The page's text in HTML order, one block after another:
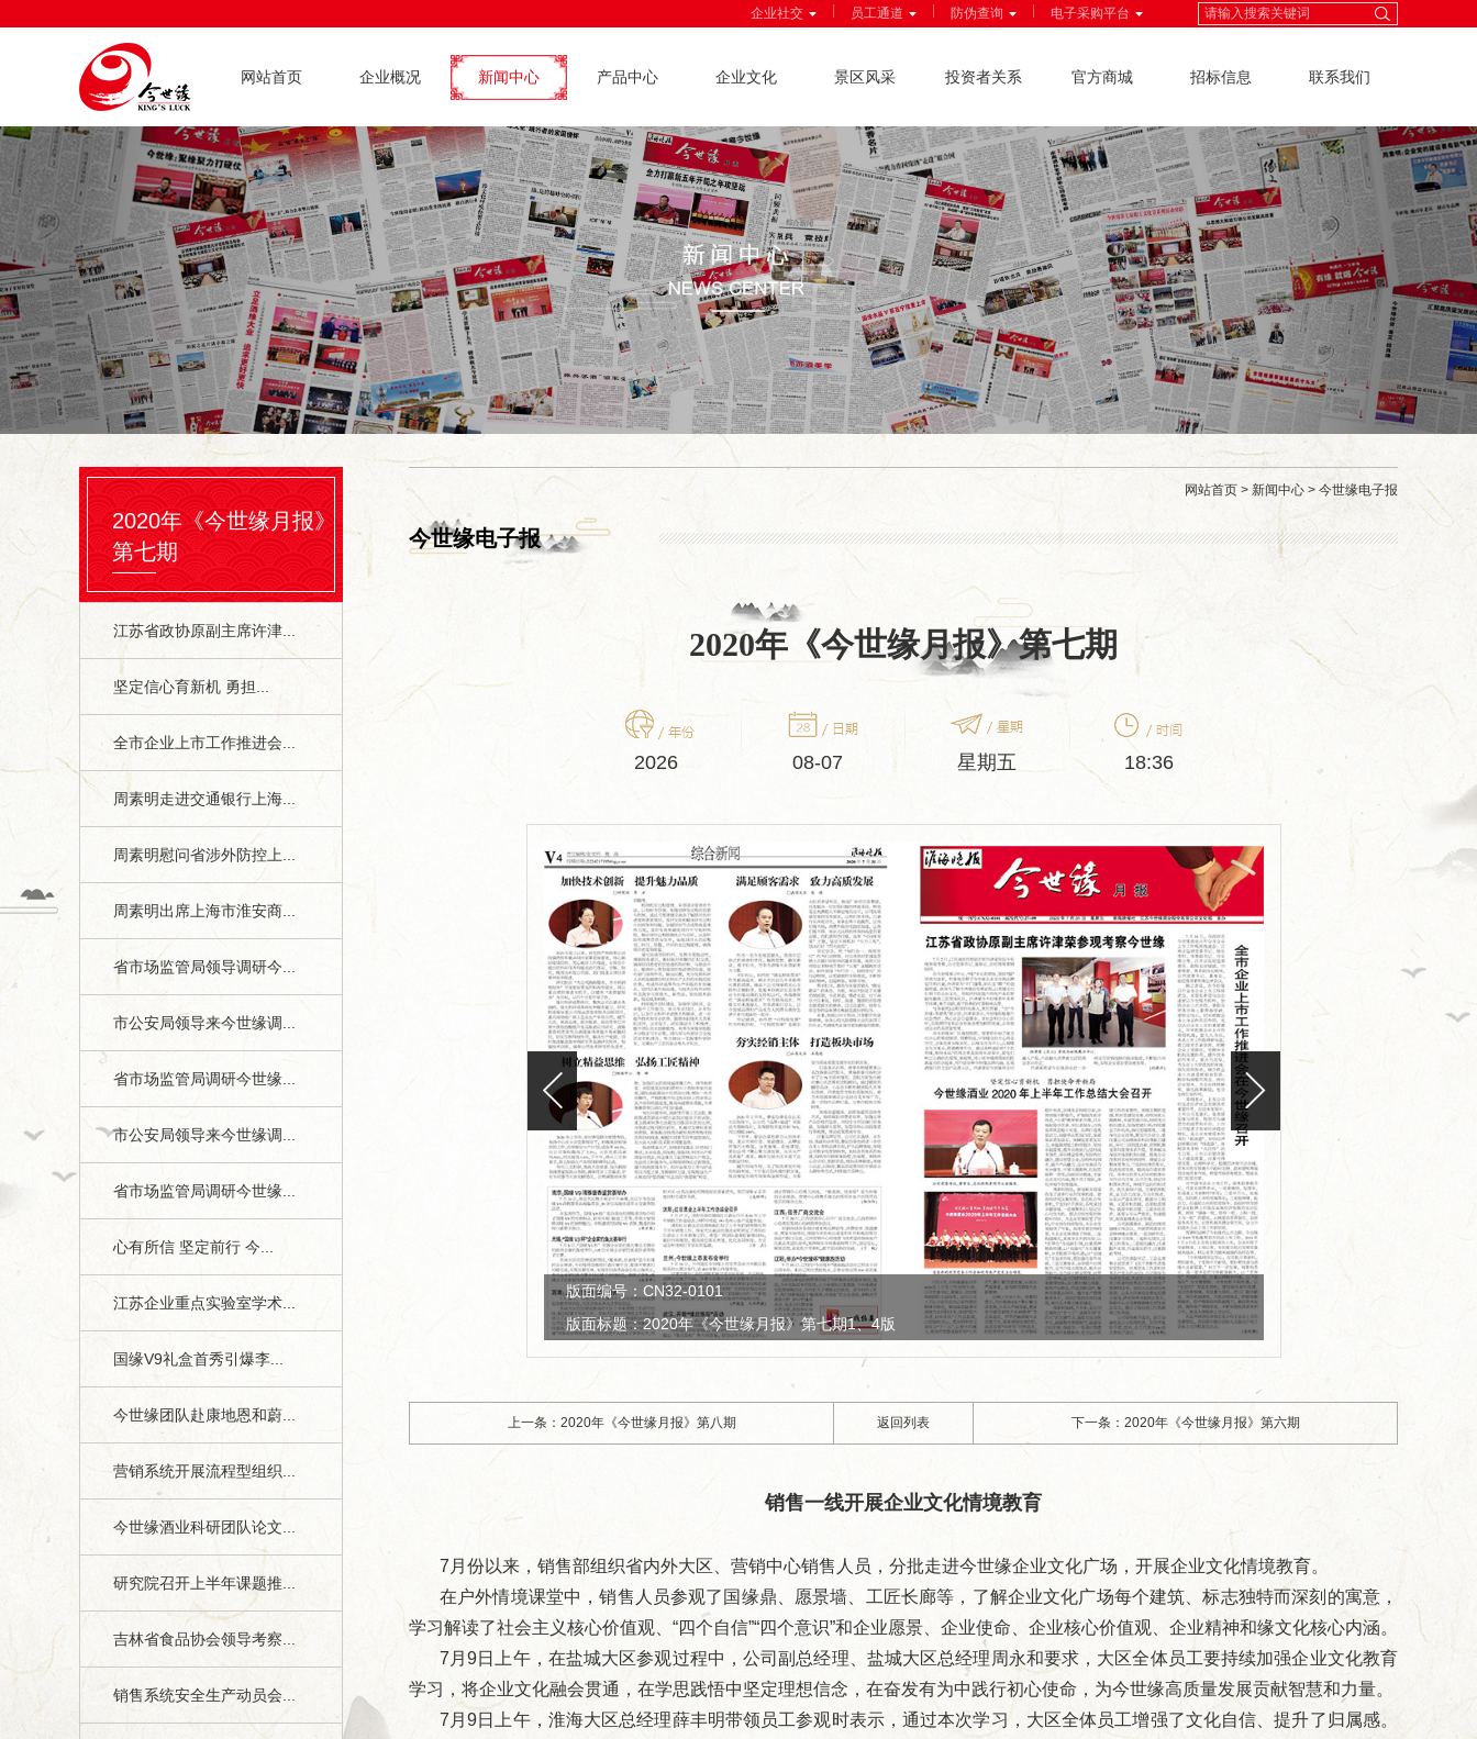
企业社交 员工通道 防伪查询 电子采购平台
网站首页 企业概况 新闻中心 产品中心 企业文化 景区风采 投资者关系 官方商城 招标信息 联系我们
2020年《今世缘月报》
第七期
江苏省政协原副主席许津...
坚定信心育新机 勇担...
全市企业上市工作推进会...
周素明走进交通银行上海...
周素明慰问省涉外防控上...
周素明出席上海市淮安商...
省市场监管局领导调研今...
市公安局领导来今世缘调...
省市场监管局调研今世缘...
市公安局领导来今世缘调...
省市场监管局调研今世缘...
心有所信 坚定前行 今...
江苏企业重点实验室学术...
国缘V9礼盒首秀引爆李...
今世缘团队赴康地恩和蔚...
营销系统开展流程型组织...
今世缘酒业科研团队论文...
研究院召开上半年课题推...
吉林省食品协会领导考察...
销售系统安全生产动员会...
网站首页 > 新闻中心 > 今世缘电子报
今世缘电子报
2020年《今世缘月报》第七期
2026 08-07 星期五 18:36
版面编号：CN32-0101
版面标题：2020年《今世缘月报》第七期2、3版
上一条：2020年《今世缘月报》第八期 返回列表 下一条：2020年《今世缘月报》第六期
销售一线开展企业文化情境教育
7月份以来，销售部组织省内外大区、营销中心销售人员，分批走进今世缘企业文化广场，开展企业文化情境教育。
在户外情境课堂中，销售人员参观了国缘鼎、愿景墙、工匠长廊等，了解企业文化广场每个建筑、标志独特而深刻的寓意，
学习解读了社会主义核心价值观、“四个自信”“四个意识”和企业愿景、企业使命、企业核心价值观、企业精神和缘文化核心内涵。
7月9日上午，在盐城大区参观过程中，公司副总经理、盐城大区总经理周永和要求，大区全体员工要持续加强企业文化教育
学习，将企业文化融会贯通，在学思践悟中坚定理想信念，在奋发有为中践行初心使命，为今世缘高质量发展贡献智慧和力量。
7月9日上午，淮海大区总经理薛丰明带领员工参观时表示，通过本次学习，大区全体员工增强了文化自信、提升了归属感。